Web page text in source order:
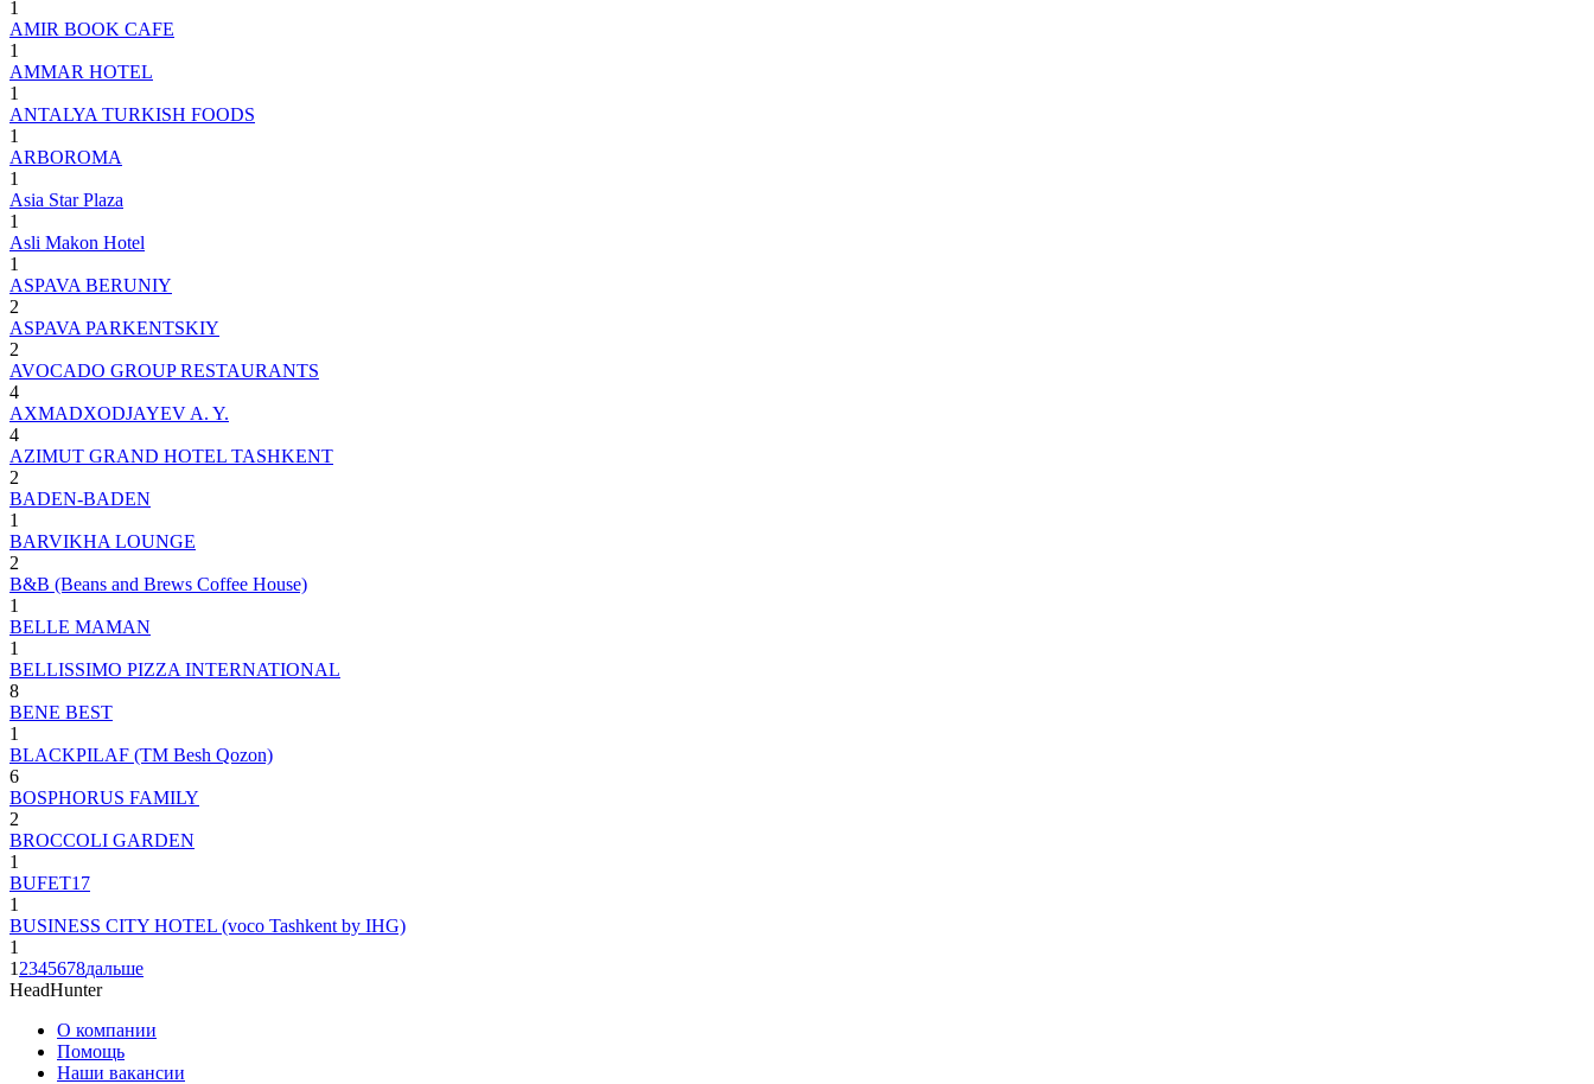
1
AMIR BOOK CAFE
1
AMMAR HOTEL
1
ANTALYA TURKISH FOODS
1
ARBOROMA
1
Asia Star Plaza
1
Asli Makon Hotel
1
ASPAVA BERUNIY
2
ASPAVA PARKENTSKIY
2
AVOCADO GROUP RESTAURANTS
4
AXMADXODJAYEV A. Y.
4
AZIMUT GRAND HOTEL TASHKENT
2
BADEN-BADEN
1
BARVIKHA LOUNGE
2
B&B (Beans and Brews Coffee House)
1
BELLE MAMAN
1
BELLISSIMO PIZZA INTERNATIONAL
8
BENE BEST
1
BLACKPILAF (ТМ Besh Qozon)
6
BOSPHORUS FAMILY
2
BROCCOLI GARDEN
1
BUFET17
1
BUSINESS CITY HOTEL (voco Tashkent by IHG)
1
1 2345678дальше
HeadHunter
О компании
Помощь
Наши вакансии